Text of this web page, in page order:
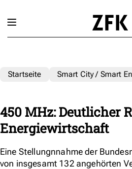
Startseite Smart City / Smart
450 MHz: Deutlicher
Energiewirtschaft
Eine Stellungnnahme der
von insgesamt 132 angehörten